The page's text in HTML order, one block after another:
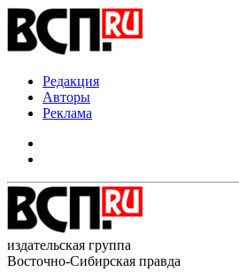
Редакция
Авторы
Реклама
издательская группа
Восточно-Сибирская правда